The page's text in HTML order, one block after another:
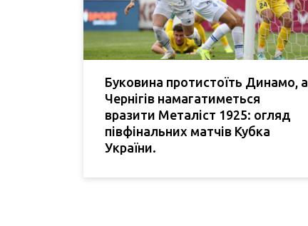
Буковина протистоїть Динамо, а
Чернігів намагатиметься
вразити Металіст 1925: огляд
півфінальних матчів Кубка
України.